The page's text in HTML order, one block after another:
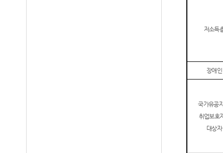
저소득
장애인
국가유공
취업보호
대상자